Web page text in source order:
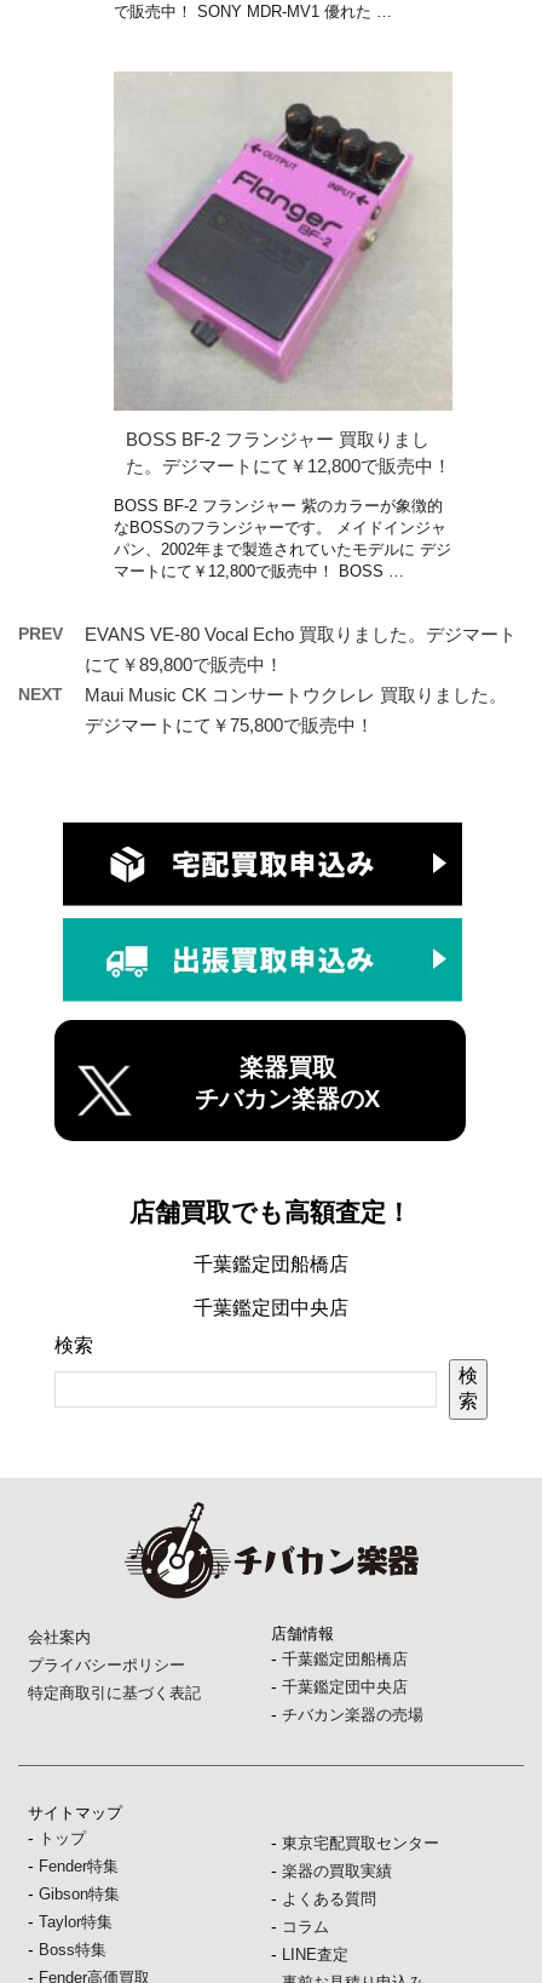
で販売中！ SONY MDR-MV1 優れた …
BOSS BF-2 フランジャー 買取りまし
た。デジマートにて￥12,800で販売中！
BOSS BF-2 フランジャー 紫のカラーが象徴的
なBOSSのフランジャーです。 メイドインジャ
パン、2002年まで製造されていたモデルに デジ
マートにて￥12,800で販売中！ BOSS …
PREV
EVANS VE-80 Vocal Echo 買取りました。デジマート
にて￥89,800で販売中！
NEXT
Maui Music CK コンサートウクレレ 買取りました。
デジマートにて￥75,800で販売中！
楽器買取
チバカン楽器のX
店舗買取でも高額査定！
千葉鑑定団船橋店
千葉鑑定団中央店
検索
検
索
会社案内
プライバシーポリシー
特定商取引に基づく表記
店舗情報
- 千葉鑑定団船橋店
- 千葉鑑定団中央店
- チバカン楽器の売場
サイトマップ
- トップ
- Fender特集
-Gibson特集
-Taylor特集
- Boss特集
- Fender高価買取
- 東京宅配買取センター
- 楽器の買取実績
- よくある質問
- コラム
- LINE査定